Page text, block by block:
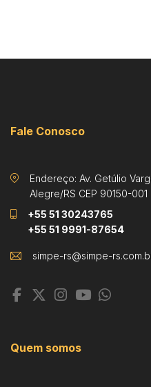
Fale Conosco
Endereço: Av. Getúlio
Alegre/RS CEP 90150-001
+55 51 30243765
+55 51 9991-87654
Quem somos